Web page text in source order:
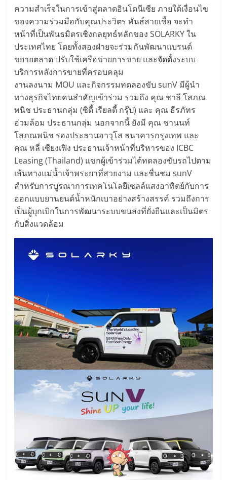
ความสำเร็จในการเข้าสู่ตลาดอินโดนีเซีย ภายใต้เงื่อนไข
ของความร่วมมือกับคุณประวิตร พันธ์สายเชื้อ จะทำ
หน้าที่เป็นพันธมิตรเชิงกลยุทธ์หลักของ SOLARKY ใน
ประเทศไทย โดยทั้งสองฝ่ายจะร่วมกันพัฒนาแบรนด์
ขยายตลาด ปรับใช้เครือข่ายการขาย และจัดตั้งระบบ
บริการหลังการขายที่ครอบคลุม
งานลงนาม MOU และกิจกรรมทดลองขับ sunV มีผู้นำ
ทางธุรกิจไทยคนสำคัญเข้าร่วม รวมถึง คุณ ชาลี โสภณ
พนิช ประธานกลุ่ม (ซิตี้ เรียลตี้ กรุ๊ป) และ คุณ ธีรภัทร
อ่วมล้อม ประธานกลุ่ม นอกจากนี้ ยังมี คุณ ชานนท์
โสภณพนิช รองประธานอาวุโส ธนาคารกรุงเทพ และ
คุณ หลี่ เซียงเฟิง ประธานเจ้าหน้าที่บริหารของ ICBC
Leasing (Thailand) แขกผู้เข้าร่วมได้ทดลองขับรถไปตาม
เส้นทางแม่น้ำเจ้าพระยาที่สวยงาม และชื่นชม sunV
สำหรับการบูรณาการเทคโนโลยีเซลล์แสงอาทิตย์กับการ
ออกแบบยานยนต์น้ำหนักเบาอย่างสร้างสรรค์ รวมถึงการ
เป็นผู้บุกเบิกในการพัฒนาระบบขนส่งที่ยั่งยืนและเป็นมิตร
กับสิ่งแวดล้อม